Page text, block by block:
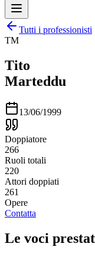
Tutti i professionisti
TM
Tito
Marteddu
13/06/1999
Doppiatore
266
Ruoli totali
220
Attori doppiati
261
Opere
Contatta
Le voci